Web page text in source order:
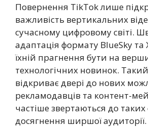
Повернення TikTok лише
важливість вертикальних
сучасному цифровому світі.
адаптація формату BlueSky та
їхній прагнення бути на
технологічних новинок.
відкриває двері до нових
рекламодавців та контент-
частіше звертаються до
досягнення ширшої аудиторії.